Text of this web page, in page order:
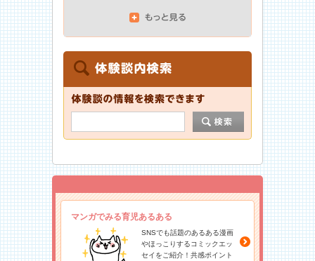
マンガでみる育児あるある
SNSでも話題のあるある漫画
やほっこりするコミックエッ
セイをご紹介！共感ポイント